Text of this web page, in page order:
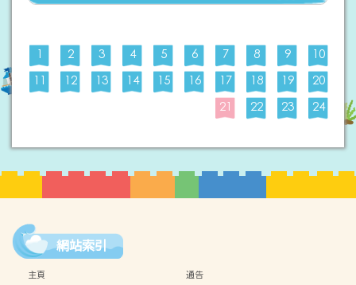
1 2 3 4 5 6 7 8 9
10
11
12 13 14 15 16 17 18 19
20
21
22 23 24
網站索引
主頁
通告